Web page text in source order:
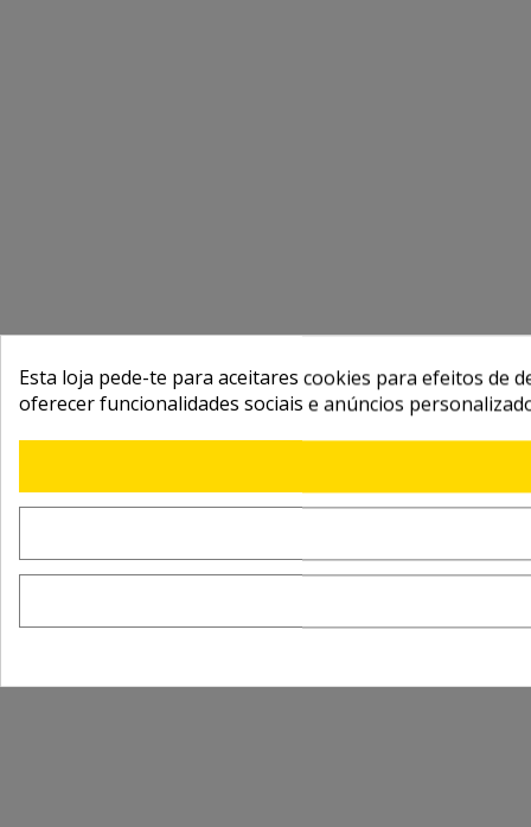
Esta loja pede-te para aceitares cookies para efeitos de
oferecer funcionalidades sociais e anúncios